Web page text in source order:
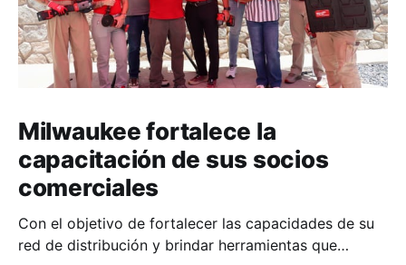
Milwaukee fortalece la
capacitación de sus socios
comerciales
Con el objetivo de fortalecer las capacidades de su
red de distribución y brindar herramientas que